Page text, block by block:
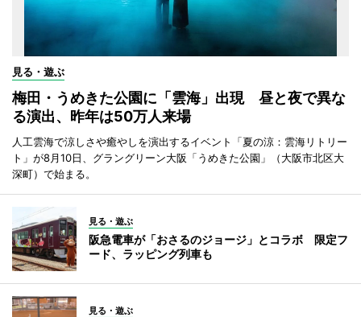
見る・遊ぶ
梅田・うめきた公園に「雲海」出現 昼と夜で異な
る演出、昨年は50万人来場
人工雲海で涼しさや癒やしを演出するイベント「夏の涼：雲海リトリー
ト」が8月10日、グラングリーン大阪「うめきた公園」（大阪市北区大
深町）で始まる。
見る・遊ぶ
阪急電車が「おさるのジョージ」とコラボ 限定フ
ード、ラッピング列車も
見る・遊ぶ